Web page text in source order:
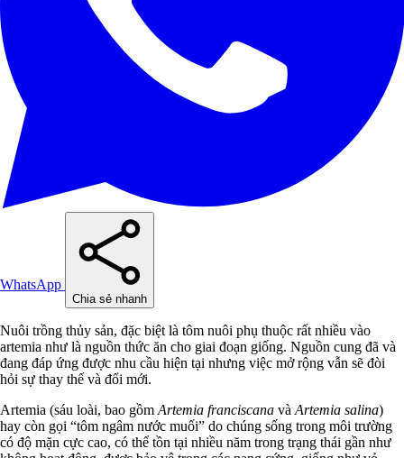
WhatsApp
Chia sẻ nhanh
Nuôi trồng thủy sản, đặc biệt là tôm nuôi phụ thuộc rất nhiều vào
artemia như là nguồn thức ăn cho giai đoạn giống. Nguồn cung đã và
đang đáp ứng được nhu cầu hiện tại nhưng việc mở rộng vẫn sẽ đòi
hỏi sự thay thế và đổi mới.
Artemia (sáu loài, bao gồm Artemia franciscana và Artemia salina)
hay còn gọi “tôm ngâm nước muối” do chúng sống trong môi trường
có độ mặn cực cao, có thể tồn tại nhiều năm trong trạng thái gần như